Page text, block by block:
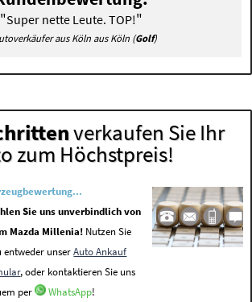
"Super nette Leute. TOP!"
aus Köln aus Köln (Golf)
verkaufen Sie Ihr
zum Höchstpreis!
Sie uns unverbindlich von
Mazda Millenia! Nutzen Sie
entweder unserAuto Ankauf
, oder kontaktieren Sie uns
per
WhatsApp!